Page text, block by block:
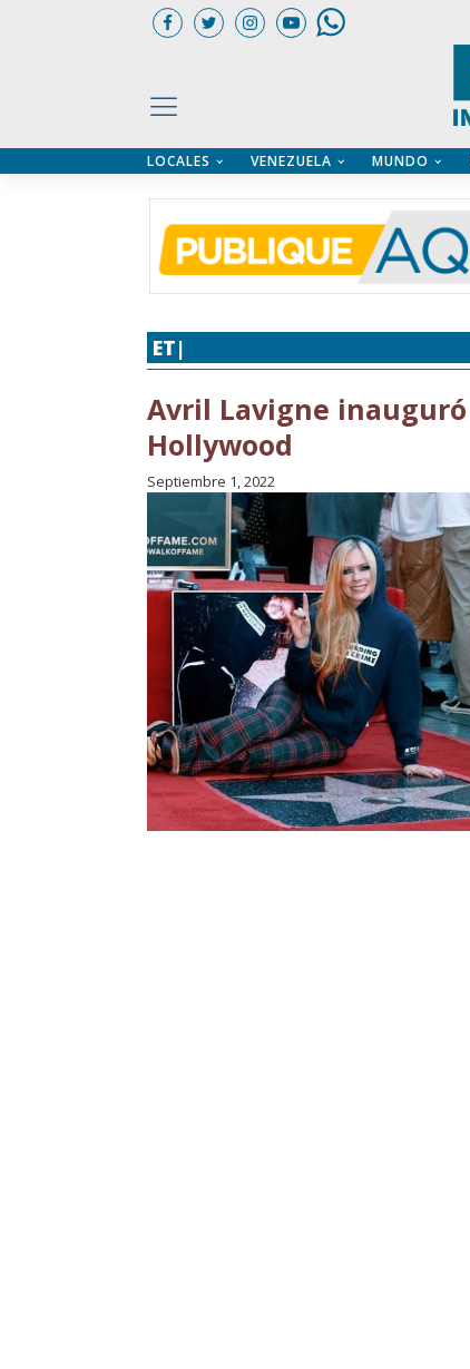
LOCALES VENEZUELA MUNDO
ET|
Avril Lavigne inauguró
Hollywood
Septiembre 1, 2022